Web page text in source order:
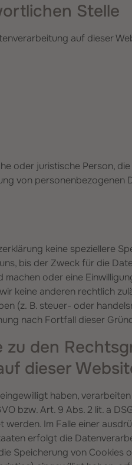
Stelle
auf dieser
oder juristische Person,
von personenbezogenen
keine speziellere
bis der Zweck für die
oder eine
keine anderen rechtlich
(z. B. steuer- oder
nach Fortfall dieser
zu den
dieser
haben,
bzw. Art. 9 Abs. 2 lit. a
werden. Im Falle einer
erfolgt die
Speicherung von